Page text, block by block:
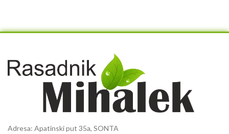
Adresa: Apatinski put 35a, SONTA